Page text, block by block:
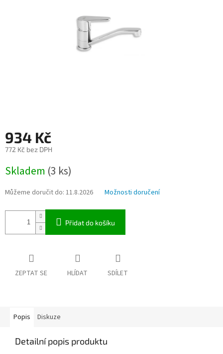
934 Kč
772 Kč bez DPH
cena:
Skladem (3 ks)
Můžeme doručit do: 11.8.2026 Možnosti doručení
Přidat do košíku
ZEPTAT SE HLÍDAT SDÍLET
Popis Diskuze
Detailní popis produktu